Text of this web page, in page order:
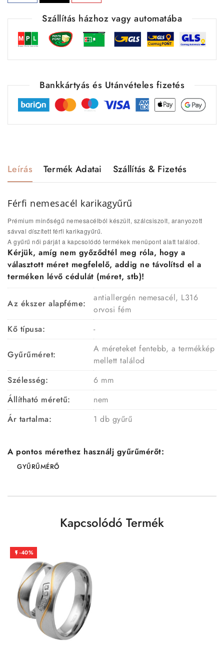
Szállítás házhoz vagy automatába
Bankkártyás és Utánvételes fizetés
Leírás Termék Adatai Szállítás & Fizetés
Férfi nemesacél karikagyűrű
Prémium minőségű nemesacélból készült, szálcsiszolt, aranyozott
sávval díszített férfi karikagyűrű.
A gyűrű női párját a kapcsolódó termékek menüpont alatt találod.
Kérjük, amíg nem győződtél meg róla, hogy a
választott méret megfelelő, addig ne távolítsd el a
terméken lévő cédulát (méret, stb)!
Az ékszer alapféme:
antiallergén nemesacél, L316
orvosi fém
Kő típusa:
-
Gyűrűméret:
A méreteket fentebb, a termékkép
mellett találod
Szélesség:
6 mm
Állítható méretű:
nem
Ár tartalma:
1 db gyűrű
A pontos mérethez használj gyűrűmérőt:
GYŰRŰMÉRŐ
Kapcsolódó Termék
 -40%